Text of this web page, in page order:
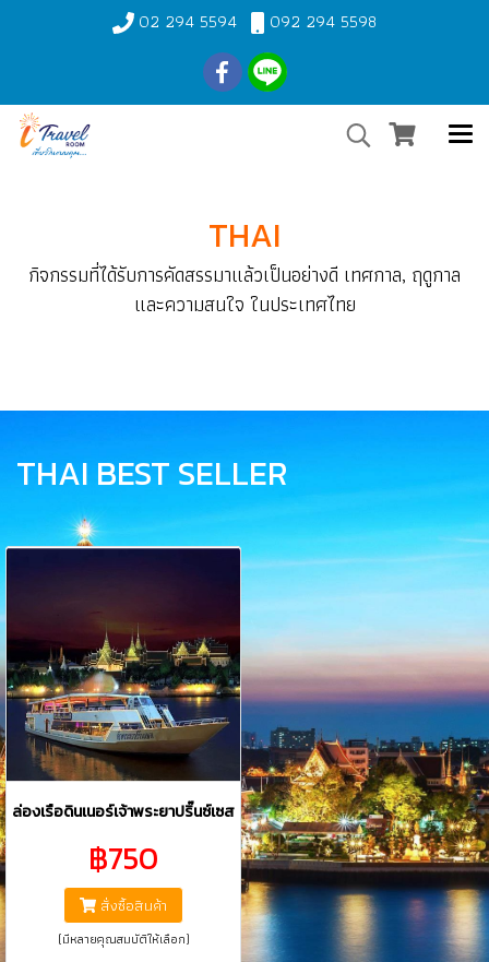
02 294 5594 092 294 5598
THAI
กิจกรรมที่ได้รับการคัดสรรมาแล้วเป็นอย่างดี เทศกาล, ฤดูกาล
และความสนใจ ในประเทศไทย
THAI BEST SELLER
ล่องเรือดินเนอร์เจ้าพระยาปริ๊นซ์เซส
฿750
สั่งซื้อสินค้า
(มีหลายคุณสมบัติให้เลือก)